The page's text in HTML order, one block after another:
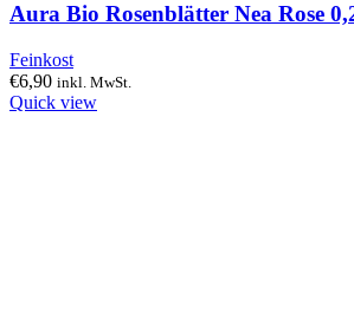
Aura Bio Rosenblätter Nea Rose
Feinkost
€6,90 inkl. MwSt.
Quick view